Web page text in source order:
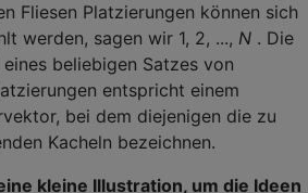
Fliesen Platzierungen können sich
werden, sagen wir 1, 2, ..., N . Die
beliebigen Satzes von
entspricht einem
bei dem diejenigen die zu
Kacheln bezeichnen.
kleine Illustration, um die Ideen